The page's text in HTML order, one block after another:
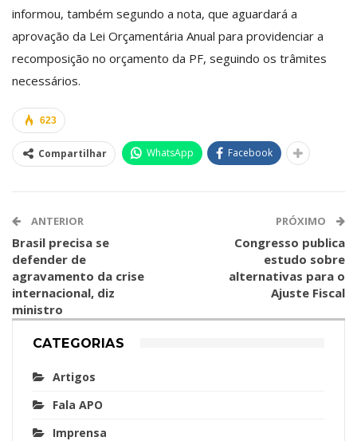
informou, também segundo a nota, que aguardará a
aprovação da Lei Orçamentária Anual para providenciar a
recomposição no orçamento da PF, seguindo os trâmites
necessários.
623
Compartilhar WhatsApp Facebook
ANTERIOR
Brasil precisa se
defender de
agravamento da crise
internacional, diz
ministro
PRÓXIMO
Congresso publica
estudo sobre
alternativas para o
Ajuste Fiscal
CATEGORIAS
Artigos
Fala APO
Imprensa